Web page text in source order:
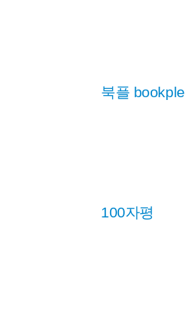
북플 bookple
100자평